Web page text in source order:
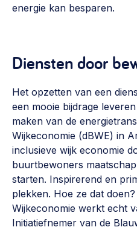
energie kan besparen.
Diensten door
Het opzetten van een
een mooie bijdrage
maken van de
Wijkeconomie (dBWE) in
inclusieve wijk economie
buurtbewoners
starten. Inspirerend en
plekken. Hoe ze dat
Wijkeconomie werkt echt
Initiatiefnemer van de